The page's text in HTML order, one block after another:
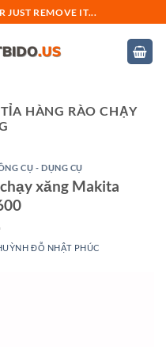
JUST REMOVE IT...
HÀNG RÀO CHẠY
CỤ - DỤNG CỤ
xăng Makita
ĐỖ NHẬT PHÚC